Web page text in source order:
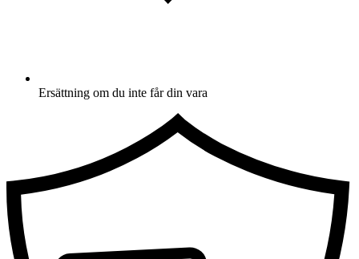
Ersättning om du inte får din vara